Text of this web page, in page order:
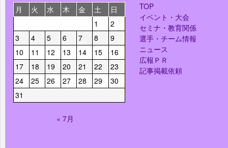
月
火 水 木 金 土
日
1
2
3
4 5 6 7 8
9
10
11 12 13 14 15
16
17
18 19 20 21 22
23
24
25 26 27 28 29
30
31
« 7月
TOP
イベント・大会
セミナ・教育関係
選手・チーム情報
ニュース
広報ＰＲ
記事掲載依頼